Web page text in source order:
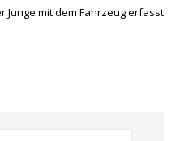
Junge mit dem Fahrzeug erfasst